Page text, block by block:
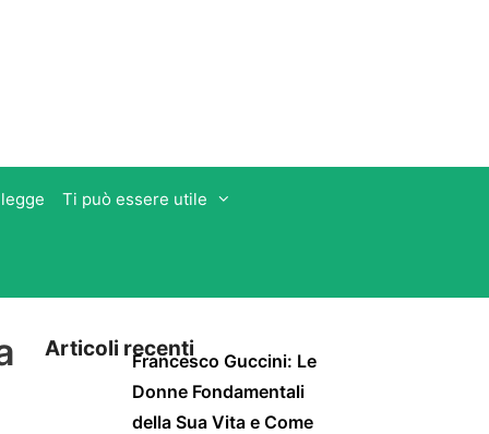
Ti può essere utile
Articoli recentiFrancesco Guccini: Le
Donne Fondamentali
della Sua Vita e Come